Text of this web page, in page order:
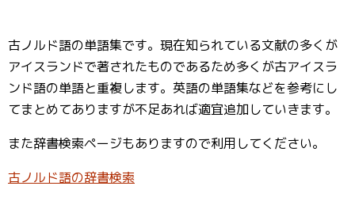
古ノルド語の単語集です。現在知られている文献の多くが
アイスランドで著されたものであるため多くが古アイスラ
ンド語の単語と重複します。英語の単語集などを参考にし
てまとめてありますが不足あれば適宜追加していきます。
また辞書検索ページもありますので利用してください。
古ノルド語の辞書検索